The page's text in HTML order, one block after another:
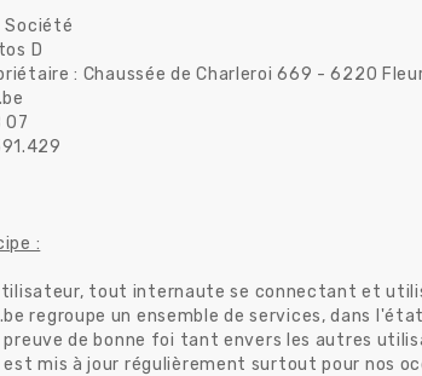
D
: Chaussée de Charleroi 669 - 6220
07
:
tout internaute se connectant et
regroupe un ensemble de services, dans
de bonne foi tant envers les autres
mis à jour régulièrement surtout pour nos